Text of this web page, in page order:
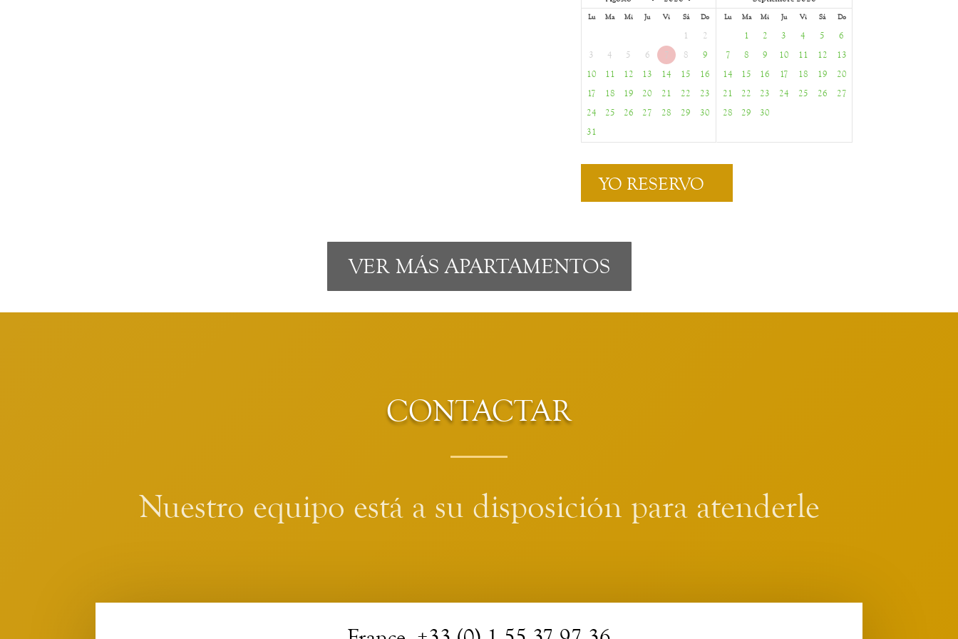
Lu Ma Mi Ju Vi Sá Do
1
2
3
4 5 6 7 8
9
10
11 12 13 14 15
16
17
18 19 20 21 22
23
24
25 26 27 28 29
30
31
Lu Ma Mi Ju Vi Sá Do
1 2 3 4 5
6
7
8 9 10 11 12
13
14
15 16 17 18 19
20
21
22 23 24 25 26
27
28
29 30
YO RESERVO
VER MÁS APARTAMENTOS
CONTACTAR
Nuestro equipo está a su disposición para atenderle